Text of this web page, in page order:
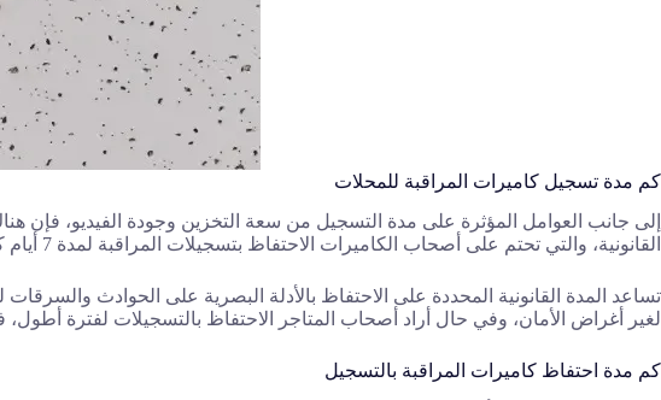
كم مدة تسجيل كاميرات المراقبة للمحلات
إلى جانب العوامل المؤثرة على مدة التسجيل من سعة التخزين وجودة الفيديو، فإن
القانونية، والتي تحتم على أصحاب الكاميرات الاحتفاظ بتسجيلات المراقبة لمدة 7 أيام كحد أدنى وثلاثون يوما كحد أقصى.
تساعد المدة القانونية المحددة على الاحتفاظ بالأدلة البصرية على الحوادث
لغير أغراض الأمان، وفي حال أراد أصحاب المتاجر الاحتفاظ بالتسجيلات لفترة
كم مدة احتفاظ كاميرات المراقبة بالتسجيل